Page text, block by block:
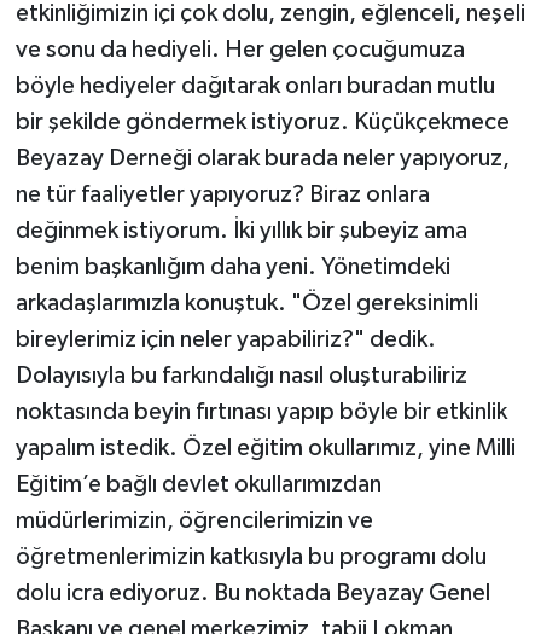
etkinliğimizin içi çok dolu, zengin, eğlenceli, neşeli
ve sonu da hediyeli. Her gelen çocuğumuza
böyle hediyeler dağıtarak onları buradan mutlu
bir şekilde göndermek istiyoruz. Küçükçekmece
Beyazay Derneği olarak burada neler yapıyoruz,
ne tür faaliyetler yapıyoruz? Biraz onlara
değinmek istiyorum. İki yıllık bir şubeyiz ama
benim başkanlığım daha yeni. Yönetimdeki
arkadaşlarımızla konuştuk. "Özel gereksinimli
bireylerimiz için neler yapabiliriz?" dedik.
Dolayısıyla bu farkındalığı nasıl oluşturabiliriz
noktasında beyin fırtınası yapıp böyle bir etkinlik
yapalım istedik. Özel eğitim okullarımız, yine Milli
Eğitim’e bağlı devlet okullarımızdan
müdürlerimizin, öğrencilerimizin ve
öğretmenlerimizin katkısıyla bu programı dolu
dolu icra ediyoruz. Bu noktada Beyazay Genel